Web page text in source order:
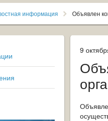
информация Объявлен
9